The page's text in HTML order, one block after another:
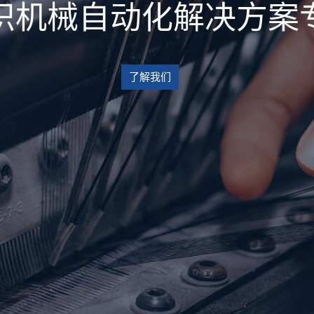
机械自动化解决方案
了解我们